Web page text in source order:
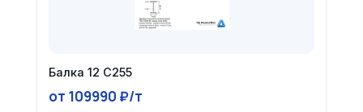
Балка 12 С255
от 109990 ₽/т